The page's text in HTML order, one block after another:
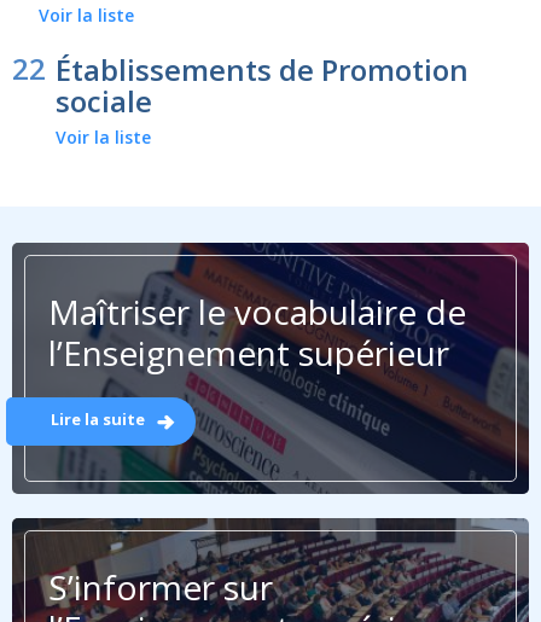
Voir la liste
22 Établissements de Promotion
sociale
Voir la liste
Maîtriser le vocabulaire de
l’Enseignement supérieur
Lire la suite
S’informer sur